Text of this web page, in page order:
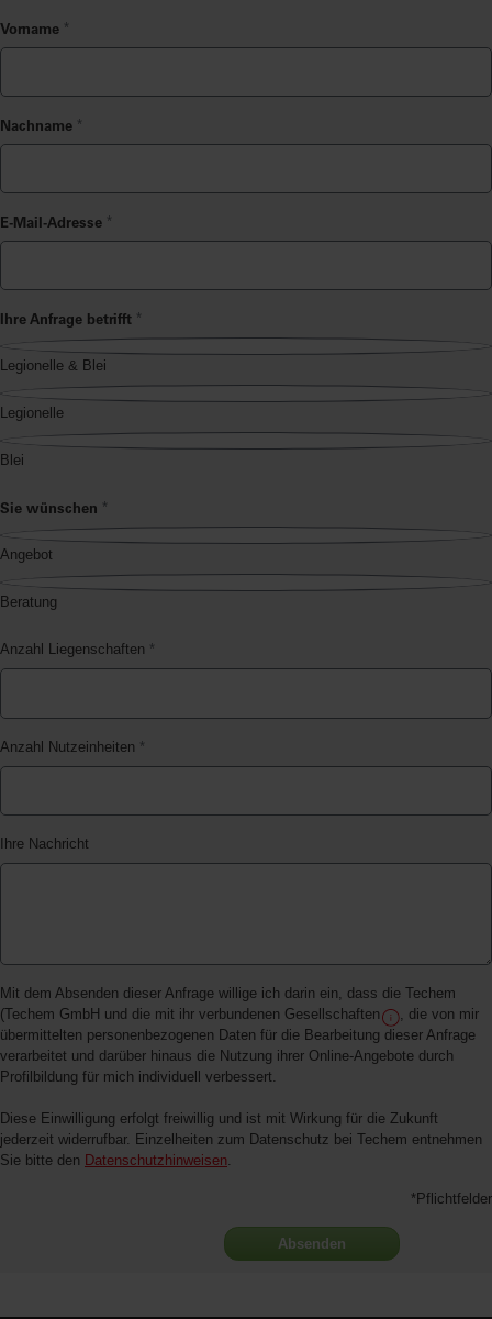
*
Vorname
*
Nachname
*
E-Mail-Adresse
*
Ihre Anfrage betrifft
Legionelle & Blei
Legionelle
Blei
*
Sie wünschen
Angebot
Beratung
*
Anzahl Liegenschaften
*
Anzahl Nutzeinheiten
Ihre Nachricht
Mit dem Absenden dieser Anfrage willige ich darin ein, dass die Techem
(Techem GmbH und die mit ihr verbundenen Gesellschaften
, die von mir
übermittelten personenbezogenen Daten für die Bearbeitung dieser Anfrage
verarbeitet und darüber hinaus die Nutzung ihrer Online-Angebote durch
Profilbildung für mich individuell verbessert.
Diese Einwilligung erfolgt freiwillig und ist mit Wirkung für die Zukunft
jederzeit widerrufbar. Einzelheiten zum Datenschutz bei Techem entnehmen
Sie bitte den Datenschutzhinweisen
*Pflichtfelder
Absenden